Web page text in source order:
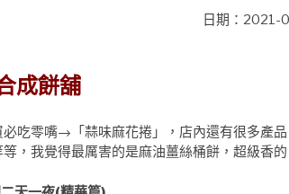
日期：2021-
成餅舖
零嘴→「蒜味麻花捲」，店內還有很多產品
，我覺得最厲害的是麻油薑絲桶餅，超級香的